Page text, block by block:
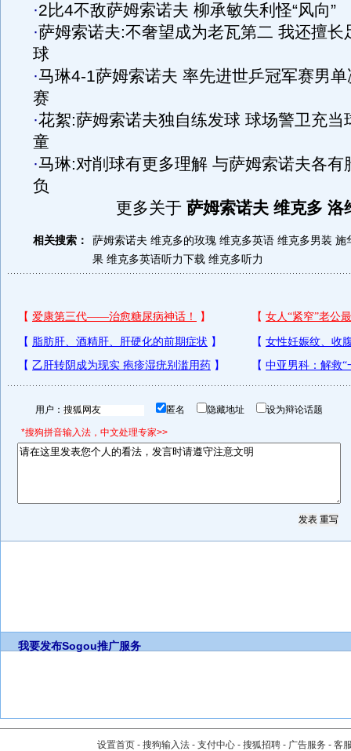
·2比4不敌萨姆索诺夫 柳承敏失利怪“风向”
·萨姆索诺夫:不奢望成为老瓦第二 我还擅长
球
·马琳4-1萨姆索诺夫 率先进世乒冠军赛男单
赛
·花絮:萨姆索诺夫独自练发球 球场警卫充当
童
·马琳:对削球有更多理解 与萨姆索诺夫各有
负
更多关于 萨姆索诺夫 维克多 洛
相关搜索： 萨姆索诺夫 维克多的玫瑰 维克多英语 维克多男装 施
果 维克多英语听力下载 维克多听力
用户： 匿名 隐藏地址 设为辩论话题
*搜狗拼音输入法，中文处理专家>>
我要发布Sogou推广服务
设置首页 - 搜狗输入法 - 支付中心 - 搜狐招聘 - 广告服务 - 客